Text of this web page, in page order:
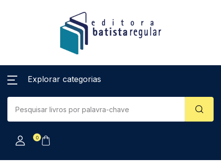
Explorar categorias
0